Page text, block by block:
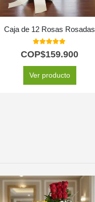
Caja de 12 Rosas Rosadas
5.00
COP$159.900
Ver producto